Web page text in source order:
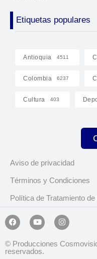
Etiquetas populares
Antioquia 4511
Colombia 6237
Cultura 403
Aviso de privacidad
Términos y Condiciones
Política de Tratamiento de
© Producciones
reservados.